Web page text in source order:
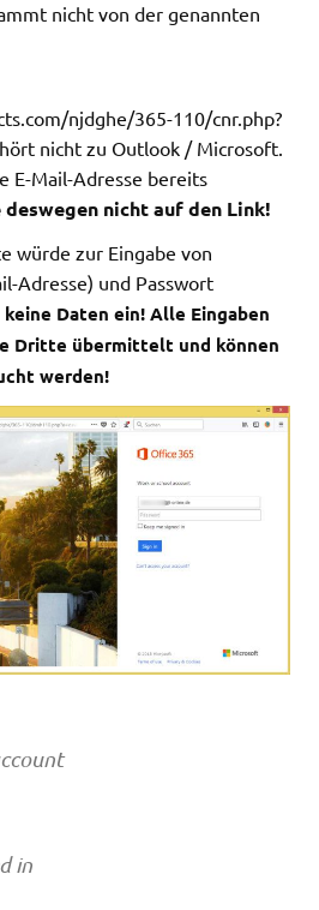
nicht von der genannten
njdghe/365-110/cnr.php?
nicht zu Outlook / Microsoft.
E-Mail-Adresse bereits
deswegen nicht auf den Link!
würde zur Eingabe von
Adresse) und Passwort
keine Daten ein! Alle Eingaben
Dritte übermittelt und können
werden!
in